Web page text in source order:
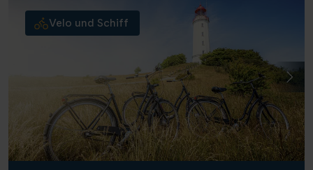
Velo und Schiff